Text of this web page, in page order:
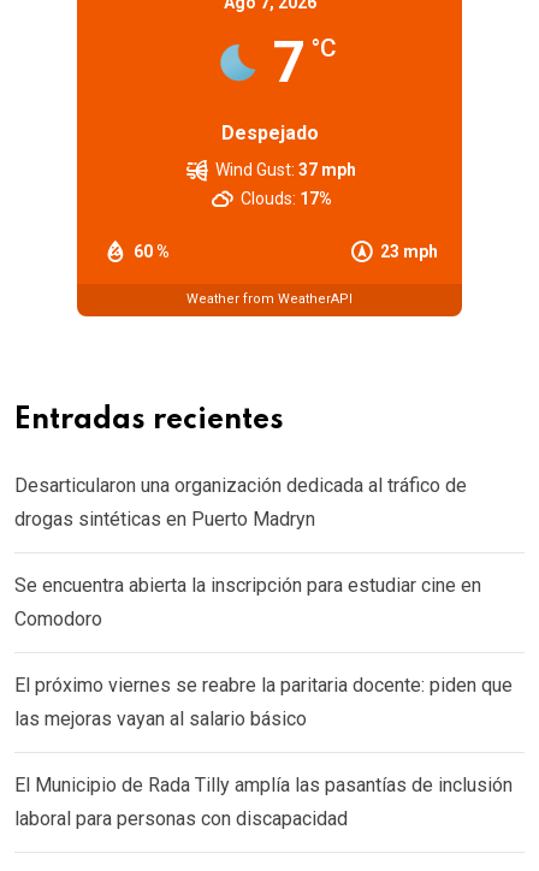
7 °C
Despejado
60 % 23 mph
Wind Gust: 37 mph
Clouds: 17%
Weather from WeatherAPI
Entradas recientes
Desarticularon una organización dedicada al tráfico de
drogas sintéticas en Puerto Madryn
Se encuentra abierta la inscripción para estudiar cine en
Comodoro
El próximo viernes se reabre la paritaria docente: piden que
las mejoras vayan al salario básico
El Municipio de Rada Tilly amplía las pasantías de inclusión
laboral para personas con discapacidad